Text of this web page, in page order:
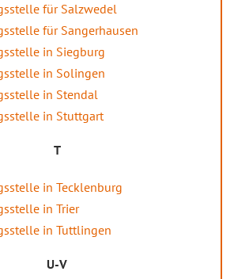
für Salzwedel
für Sangerhausen
in Siegburg
in Solingen
in Stendal
in Stuttgart
T
in Tecklenburg
in Trier
in Tuttlingen
U-V